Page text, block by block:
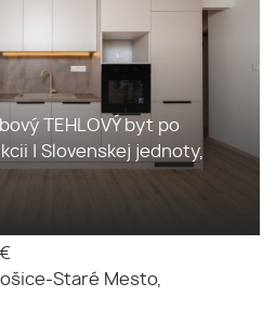
TEHLOVÝ byt po
| Slovenskej jednoty,
Staré Mesto,